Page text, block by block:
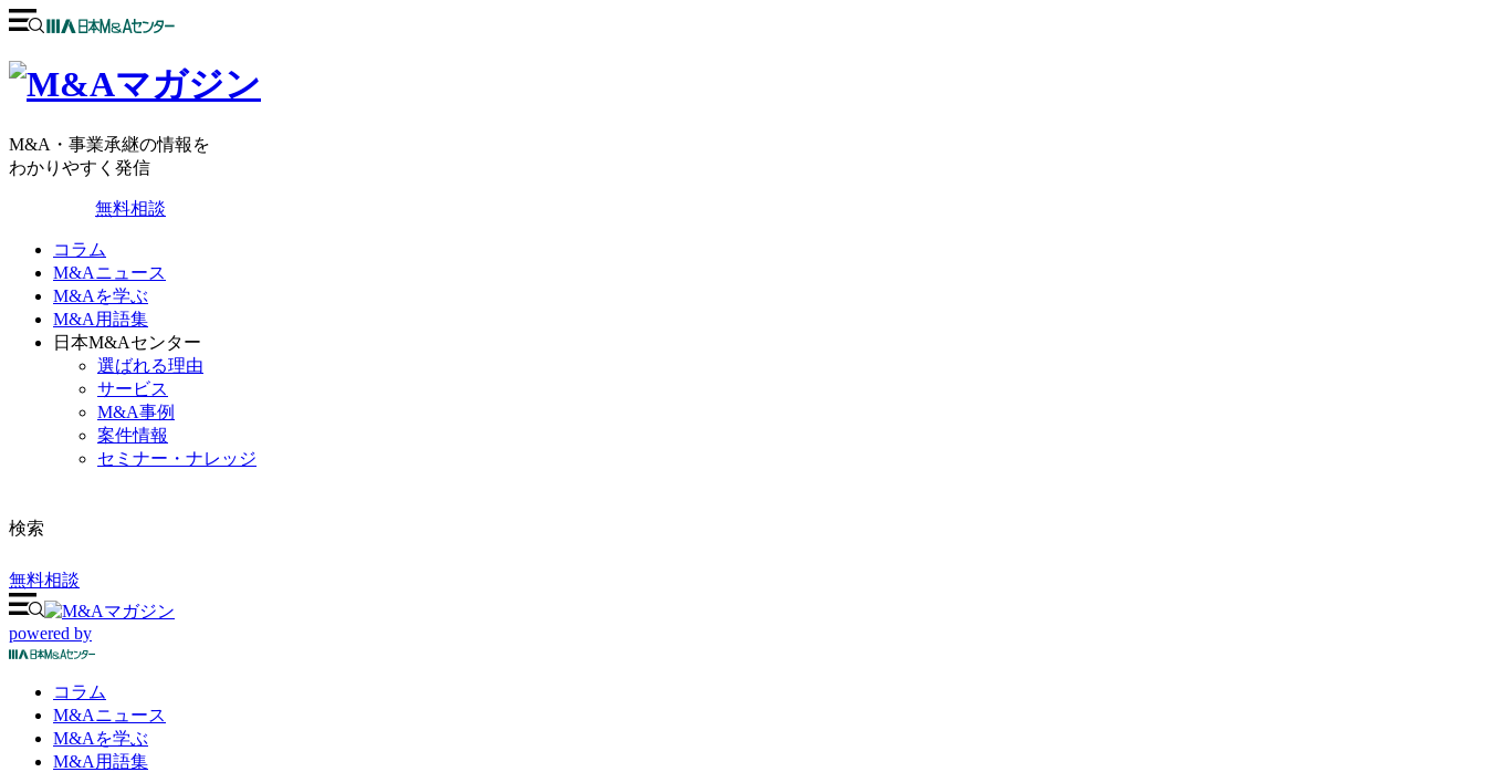
M&A・事業承継の情報を
わかりやすく発信
無料相談
コラム
M&Aニュース
M&Aを学ぶ
M&A用語集
日本M&Aセンター
選ばれる理由
サービス
M&A事例
案件情報
セミナー・ナレッジ
検索
無料相談
powered by
コラム
M&Aニュース
M&Aを学ぶ
M&A 用語集